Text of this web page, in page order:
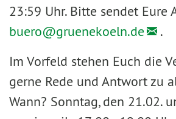
23:59 Uhr. Bitte sendet Eure
buero@gruenekoeln.de
.
Im Vorfeld stehen Euch die
gerne Rede und Antwort zu
Wann? Sonntag, den 21.02.